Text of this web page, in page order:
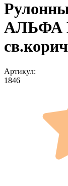
АЛЬФА
Артикул:
1846